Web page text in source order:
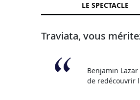
LE SPECTACLE
Traviata, vous
Benjamin
de redécouvrir